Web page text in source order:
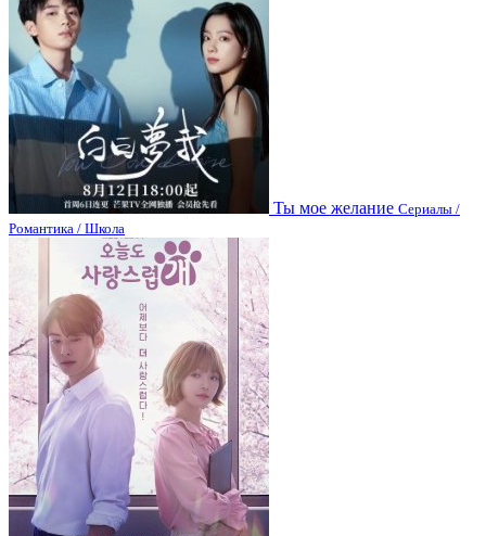
Ты мое желание Сериалы /
Романтика / Школа